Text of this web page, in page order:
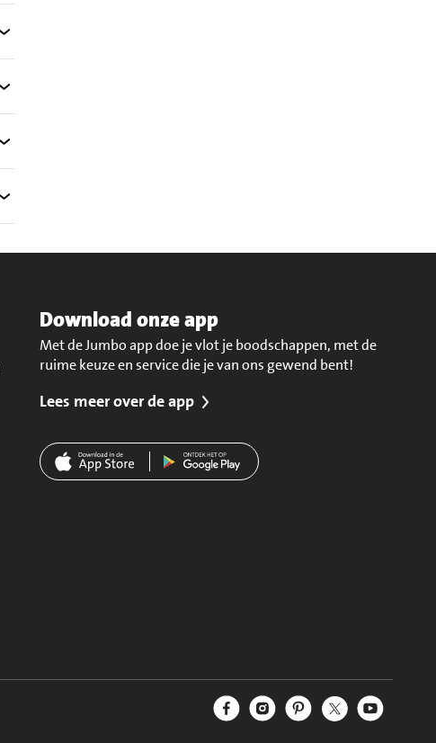
Download onze app
Met de Jumbo app doe je vlot je boodschappen, met de
ruime keuze en service die je van ons gewend bent!
Lees meer over de app
Volg ons
Jumbo Facebook
Jumbo Instagram
Jumbo Pinterest
Jumbo Twitter
Jumbo